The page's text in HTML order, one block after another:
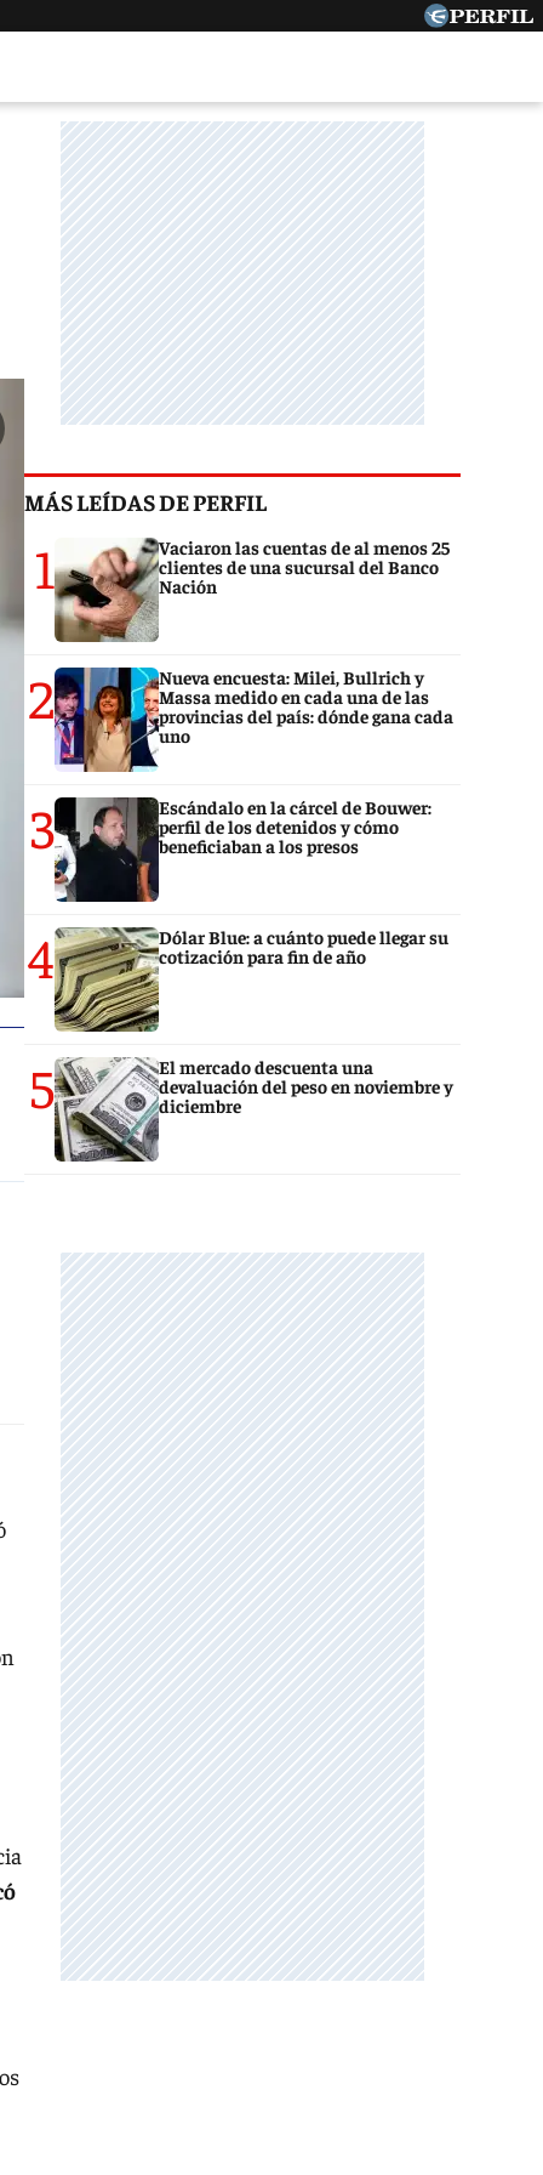
MÁS LEÍDAS DE PERFIL
1
Vaciaron las cuentas de al menos 25
clientes de una sucursal del Banco
Nación
2
Nueva encuesta: Milei, Bullrich y
Massa medido en cada una de las
provincias del país: dónde gana cada
uno
3
Escándalo en la cárcel de Bouwer:
perfil de los detenidos y cómo
beneficiaban a los presos
4
Dólar Blue: a cuánto puede llegar su
cotización para fin de año
5
El mercado descuenta una
devaluación del peso en noviembre y
diciembre